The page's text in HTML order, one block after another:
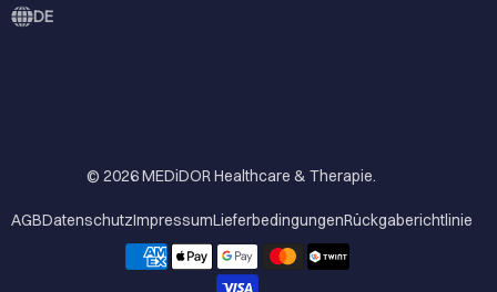
DE
© 2026MEDiDOR Healthcare & Therapie.
AGBDatenschutzImpressumLieferbedingungenRückgaberichtlinie